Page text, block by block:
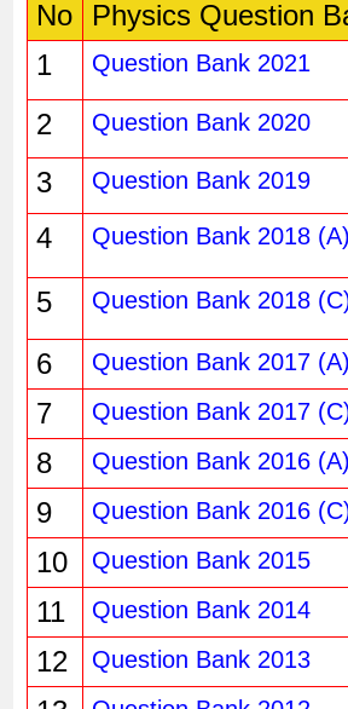
No
Physics Question
1
Question Bank 2021
2 Question Bank 2020
3 Question Bank 2019
4 Question Bank 2018 (A)
5 Question Bank 2018
6 Question Bank 2017 (A)
7 Question Bank 2017
8 Question Bank 2016 (A)
9 Question Bank 2016
10 Question Bank 2015
11 Question Bank 2014
12 Question Bank 2013